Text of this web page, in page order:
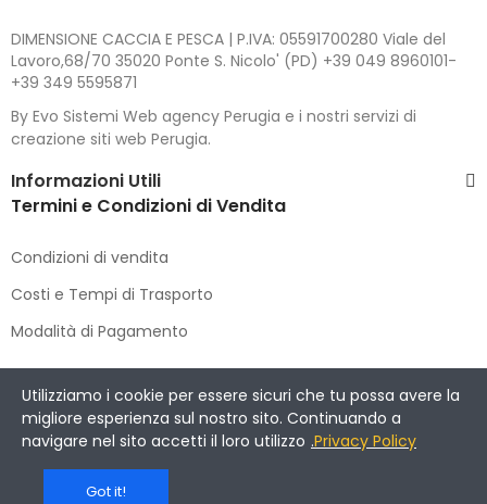
DIMENSIONE CACCIA E PESCA | P.IVA: 05591700280 Viale del
Lavoro,68/70 35020 Ponte S. Nicolo' (PD) +39 049 8960101-
+39 349 5595871
By Evo Sistemi Web agency Perugia e i nostri servizi di
creazione siti web Perugia.
Informazioni Utili
Termini e Condizioni di Vendita
Condizioni di vendita
Costi e Tempi di Trasporto
Modalità di Pagamento
Copyright © 2021 DIMENSIONE CACCIA E PESCA. All Rights
Reserved.
Utilizziamo i cookie per essere sicuri che tu possa avere la
migliore esperienza sul nostro sito. Continuando a
navigare nel sito accetti il loro utilizzo .Privacy Policy
Got it!